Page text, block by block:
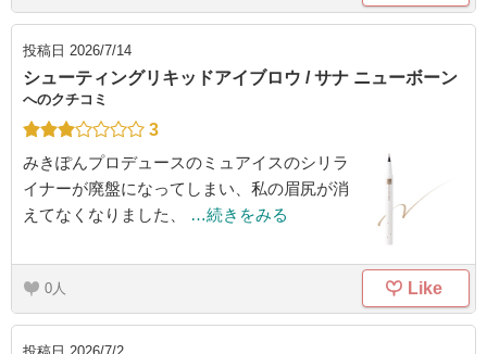
投稿日 2026/7/14
シューティングリキッドアイブロウ / サナ ニューボーン
へのクチコミ
3
みきぽんプロデュースのミュアイスのシリラ
イナーが廃盤になってしまい、私の眉尻が消
えてなくなりました、
…続きをみる
0 Like